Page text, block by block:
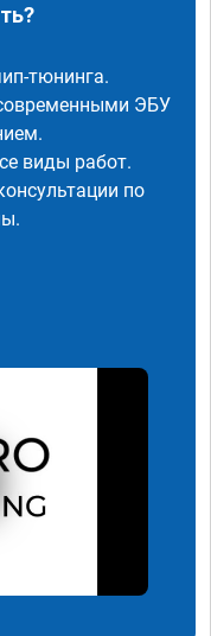
тюнинга.
ЭБУ
виды работ.
по